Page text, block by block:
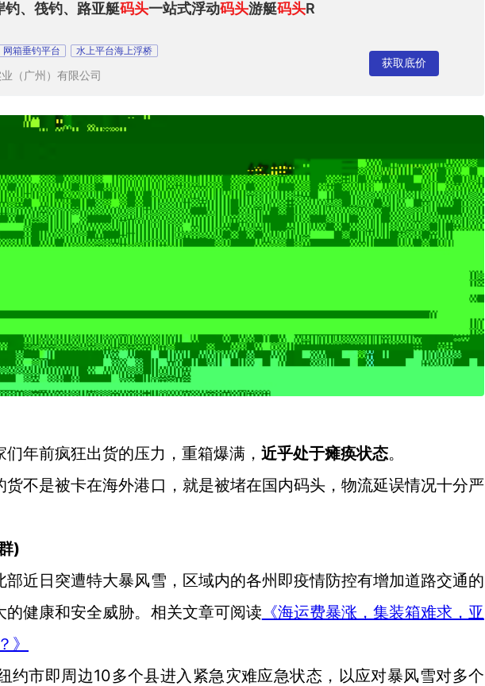
钓、筏钓、路亚艇码头一站式浮动码头游艇码头R
网箱垂钓平台 水上平台海上浮桥
（广州）有限公司
获取底价
年前疯狂出货的压力，重箱爆满， 近乎处于瘫痪状态。
不是被卡在海外港口，就是被堵在国内码头，物流延误情况十分严
)
近日突遭特大暴风雪，区域内的各州即疫情防控有增加道路交通的
的健康和安全威胁。相关文章可阅读 《海运费暴涨，集装箱难求，亚
》
约市即周边10多个县进入紧急灾难应急状态，以应对暴风雪对多个